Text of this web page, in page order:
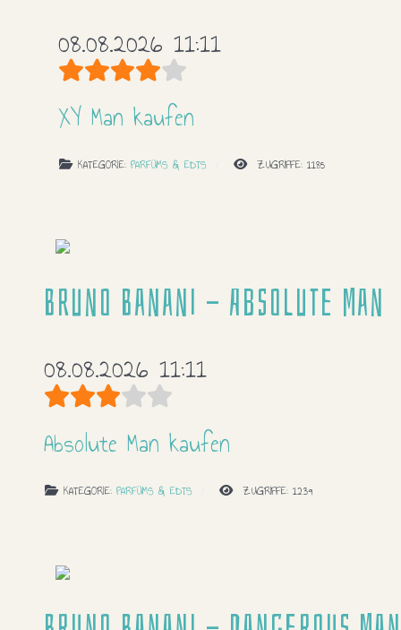
08.08.2026 11:11
Bewertung: 4/
XY Man kaufen
KATEGORIE: PARFÜMS & EDTS ZUGRIFFE: 1185
Bruno Banani - Absolute Man
08.08.2026 11:11
Bewertung: 3/
Absolute Man kaufen
KATEGORIE: PARFÜMS & EDTS ZUGRIFFE: 1239